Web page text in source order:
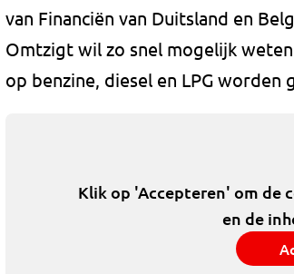
van Financiën van Duitsland en
Omtzigt wil zo snel mogelijk
op benzine, diesel en LPG worden
Klik op 'Accepteren' om de
en de